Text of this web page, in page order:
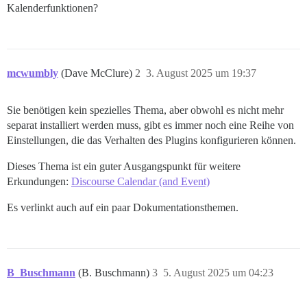
Kalenderfunktionen?
mcwumbly (Dave McClure) 3. August 2025 um 19:37
2
Sie benötigen kein spezielles Thema, aber obwohl es nicht mehr
separat installiert werden muss, gibt es immer noch eine Reihe von
Einstellungen, die das Verhalten des Plugins konfigurieren können.
Dieses Thema ist ein guter Ausgangspunkt für weitere
Erkundungen: Discourse Calendar (and Event)
Es verlinkt auch auf ein paar Dokumentationsthemen.
B_Buschmann (B. Buschmann) 5. August 2025 um 04:23
3